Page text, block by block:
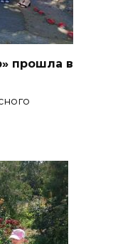
прошла в